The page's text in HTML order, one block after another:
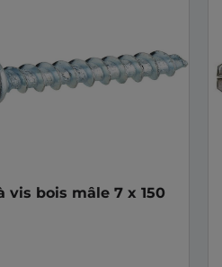
vis bois mâle 7 x 150